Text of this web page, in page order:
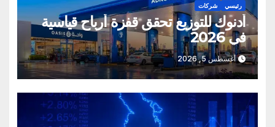
رئيسي شركات
أدنوك للتوزيع تحقق قفزة أرباح قياسية
في 2026
أغسطس 5, 2026